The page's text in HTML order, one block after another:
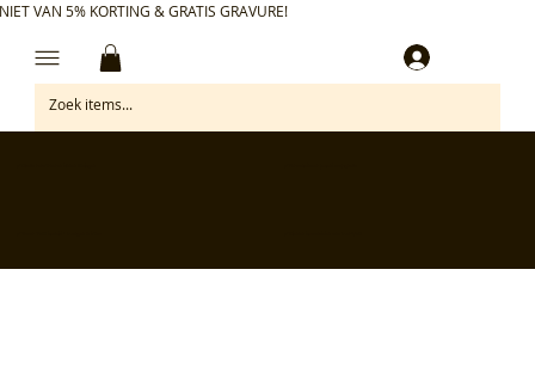
VAN 5% KORTING & GRATIS GRAVURE!